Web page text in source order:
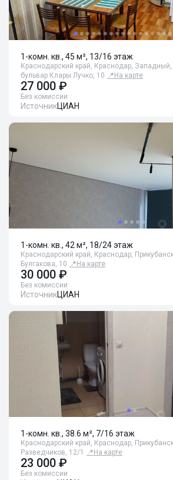
1-комн. кв., 45 м², 13/16 этаж
Краснодарский край, Краснодар,
бульвар Клары Лучко, 10 📍 На карте
27 000 ₽
Без комиссии
ИсточникЦИАН
1-комн. кв., 42 м², 18/24 этаж
Краснодарский край, Краснодар,
Булгакова, 10 📍 На карте
30 000 ₽
Без комиссии
ИсточникЦИАН
1-комн. кв., 38.6 м², 7/16 этаж
Краснодарский край, Краснодар,
Разведчиков, 12/1
📍 На карте
23 000 ₽
Без комиссии